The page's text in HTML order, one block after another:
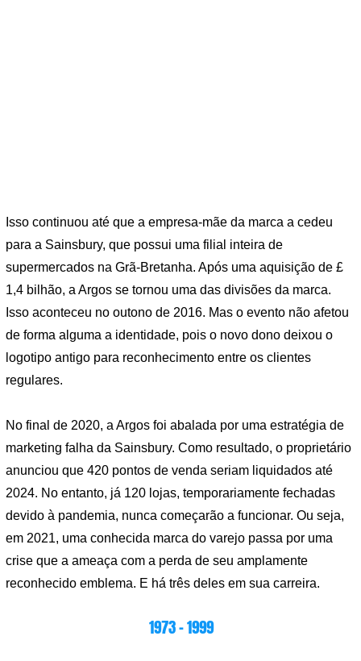
Isso continuou até que a empresa-mãe da marca a cedeu
para a Sainsbury, que possui uma filial inteira de
supermercados na Grã-Bretanha. Após uma aquisição de £
1,4 bilhão, a Argos se tornou uma das divisões da marca.
Isso aconteceu no outono de 2016. Mas o evento não afetou
de forma alguma a identidade, pois o novo dono deixou o
logotipo antigo para reconhecimento entre os clientes
regulares.
No final de 2020, a Argos foi abalada por uma estratégia de
marketing falha da Sainsbury. Como resultado, o proprietário
anunciou que 420 pontos de venda seriam liquidados até
2024. No entanto, já 120 lojas, temporariamente fechadas
devido à pandemia, nunca começarão a funcionar. Ou seja,
em 2021, uma conhecida marca do varejo passa por uma
crise que a ameaça com a perda de seu amplamente
reconhecido emblema. E há três deles em sua carreira.
1973 – 1999